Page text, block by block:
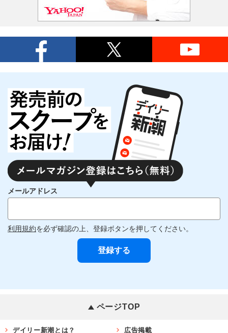
メールアドレス
利用規約を必ず確認の上、登録ボタンを押してください。
ページTOP
デイリー新潮とは？ 広告掲載